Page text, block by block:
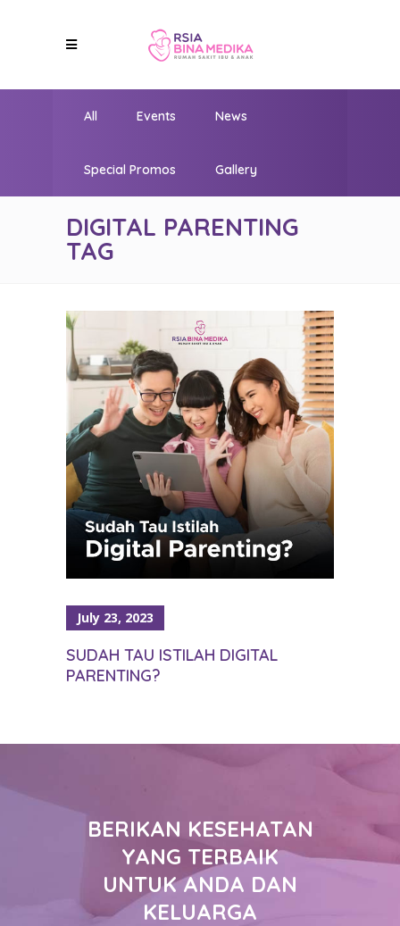
All Events News
Special Promos Gallery
DIGITAL PARENTING
TAG
July 23, 2023
SUDAH TAU ISTILAH DIGITAL
PARENTING?
BERIKAN KESEHATAN
YANG TERBAIK
UNTUK ANDA DAN
KELUARGA